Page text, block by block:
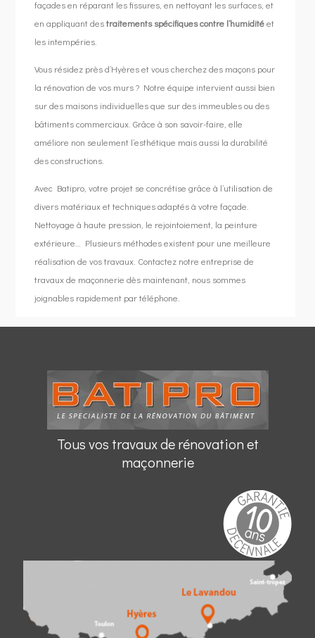
façades en réparant les fissures, en nettoyant les surfaces, et
en appliquant destraitements spécifiques contre l’humiditéet
les intempéries.
Vous résidez près d’Hyères et vous cherchez des maçons pour
la rénovation de vos murs ? Notre équipe intervient aussi bien
sur des maisons individuelles que sur des immeubles ou des
bâtiments commerciaux. Grâce à son savoir-faire, elle
améliore non seulement l’esthétique mais aussi la durabilité
des constructions.
Avec Batipro, votre projet se concrétise grâce à l’utilisation de
divers matériaux et techniques adaptés à votre façade.
Nettoyage à haute pression, le rejointoiement, la peinture
extérieure… Plusieurs méthodes existent pour une meilleure
réalisation de vos travaux. Contactez notre entreprise de
travaux de maçonnerie dès maintenant, nous sommes
joignables rapidement par téléphone.
Tous vos travaux de rénovation et
maçonnerie